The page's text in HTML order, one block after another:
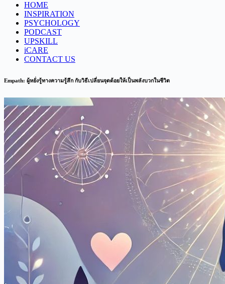
HOME
INSPIRATION
PSYCHOLOGY
PODCAST
UPSKILL
iCARE
CONTACT US
Empath: ผู้หยั่งรู้ทางความรู้สึก กับวิธีเปลี่ยนจุดด้อยให้เป็นพลังบวกในชีวิต